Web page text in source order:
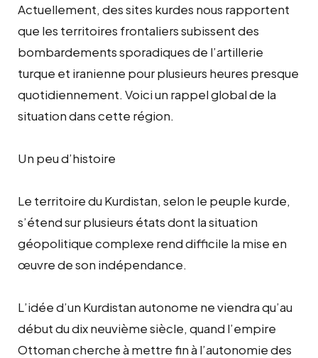
Actuellement, des sites kurdes nous rapportent
que les territoires frontaliers subissent des
bombardements sporadiques de l’artillerie
turque et iranienne pour plusieurs heures presque
quotidiennement. Voici un rappel global de la
situation dans cette région.
Un peu d’histoire
Le territoire du Kurdistan, selon le peuple kurde,
s’étend sur plusieurs états dont la situation
géopolitique complexe rend difficile la mise en
œuvre de son indépendance.
L’idée d’un Kurdistan autonome ne viendra qu’au
début du dix neuvième siècle, quand l’empire
Ottoman cherche à mettre fin à l’autonomie des